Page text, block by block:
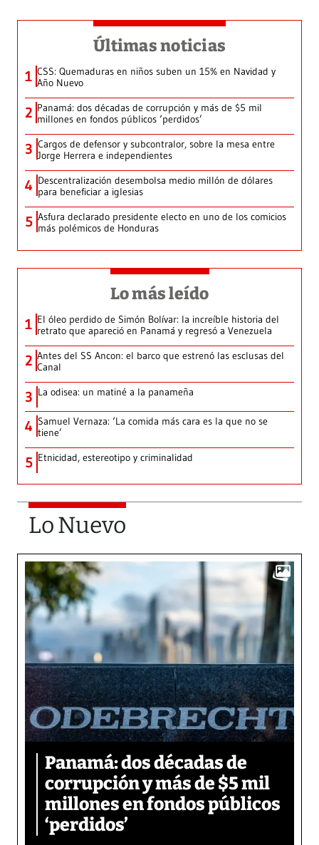
Últimas noticias
1 CSS: Quemaduras en niños suben un 15% en Navidad y
Año Nuevo
2 Panamá: dos décadas de corrupción y más de $5 mil
millones en fondos públicos ‘perdidos’
3 Cargos de defensor y subcontralor, sobre la mesa entre
Jorge Herrera e independientes
4 Descentralización desembolsa medio millón de dólares
para beneficiar a iglesias
5 Asfura declarado presidente electo en uno de los comicios
más polémicos de Honduras
Lo más leído
1 El óleo perdido de Simón Bolívar: la increíble historia del
retrato que apareció en Panamá y regresó a Venezuela
2 Antes del SS Ancon: el barco que estrenó las esclusas del
Canal
3 La odisea: un matiné a la panameña
4 Samuel Vernaza: ‘La comida más cara es la que no se
tiene’
5 Etnicidad, estereotipo y criminalidad
Lo Nuevo
Panamá: dos décadas de
corrupción y más de $5 mil
millones en fondos públicos
‘perdidos’